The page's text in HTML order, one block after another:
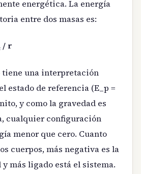
energética. La energía
entre dos masas es:
/ r
tiene una interpretación
estado de referencia (E_p =
y como la gravedad es
cualquier configuración
menor que cero. Cuanto
cuerpos, más negativa es la
más ligado está el sistema.